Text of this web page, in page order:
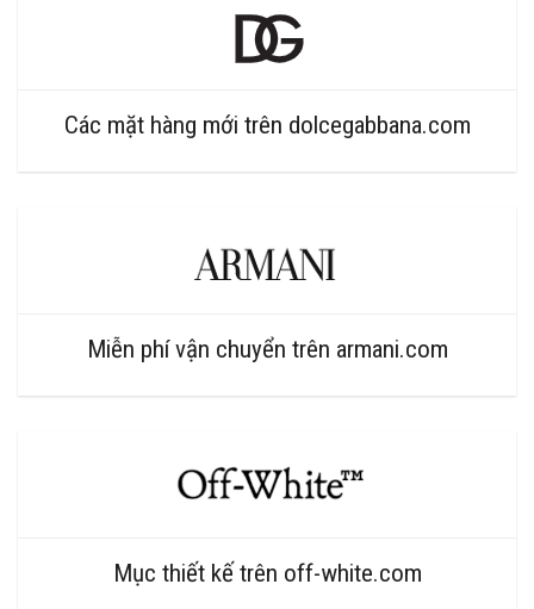
Các mặt hàng mới trên dolcegabbana.com
Miễn phí vận chuyển trên armani.com
Mục thiết kế trên off-white.com